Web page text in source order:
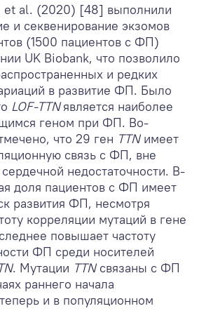
et al. (2020) [48] выполнили
и секвенирование экзомов
(1500 пациентов с ФП)
UK Biobank, что позволило
и редких
в развитие ФП. Было
LOF-TTNявляется наиболее
геном при ФП. Во-
что 29 ген TTNимеет
связь с ФП, вне
недостаточности. В-
доля пациентов с ФП имеет
развития ФП, несмотря
корреляции мутаций в гене
повышает частоту
ФП среди носителей
. Мутации TTNсвязаны с ФП
раннего начала
и в популяционном